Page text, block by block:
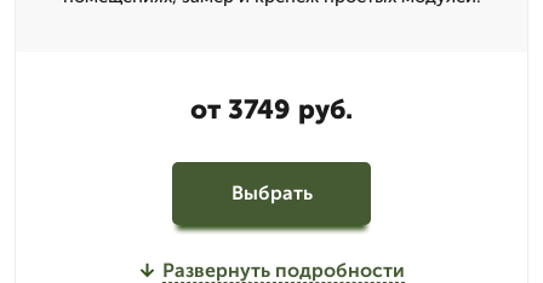
от 3749 руб.
Выбрать
Развернуть подробности